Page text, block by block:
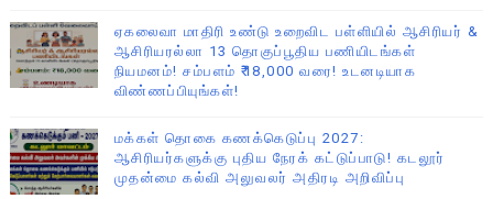
ஏகலைவா மாதிரி உண்டு உறைவிட பள்ளியில் ஆசிரியர் &
ஆசிரியரல்லா 13 தொகுப்பூதிய பணியிடங்கள்
நியமனம்! சம்பளம் ₹18,000 வரை! உடனடியாக
விண்ணப்பியுங்கள்!
மக்கள் தொகை கணக்கெடுப்பு 2027:
ஆசிரியர்களுக்கு புதிய நேரக் கட்டுப்பாடு! கடலூர்
முதன்மை கல்வி அலுவலர் அதிரடி அறிவிப்பு